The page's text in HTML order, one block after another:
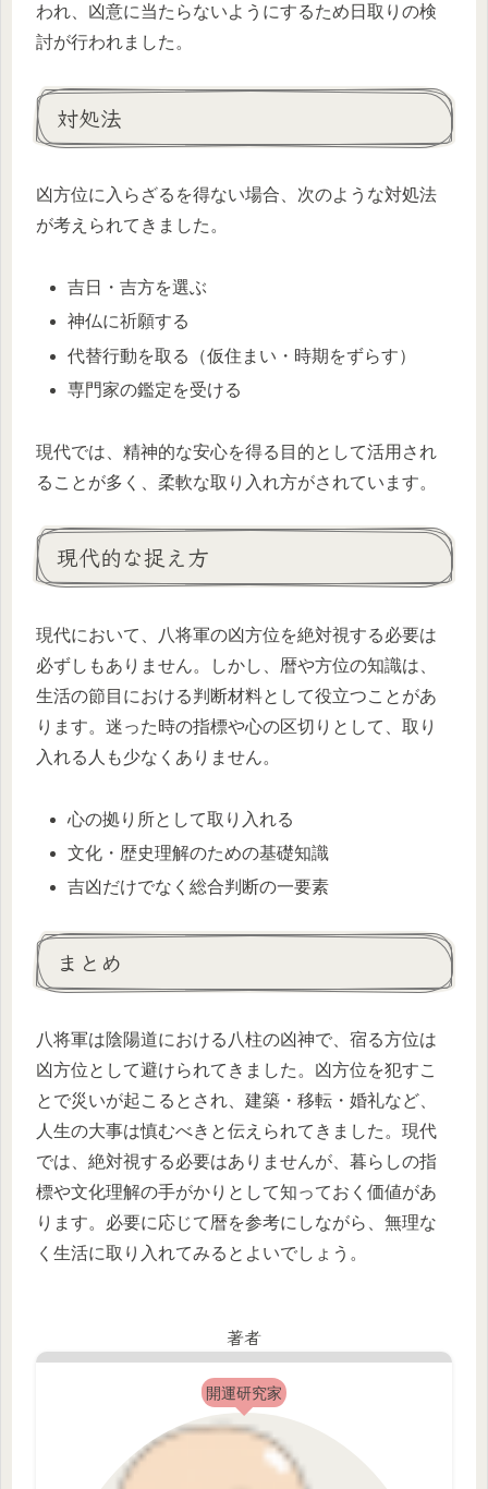
われ、凶意に当たらないようにするため日取りの検
討が行われました。
対処法
凶方位に入らざるを得ない場合、次のような対処法
が考えられてきました。
吉日・吉方を選ぶ
神仏に祈願する
代替行動を取る（仮住まい・時期をずらす）
専門家の鑑定を受ける
現代では、精神的な安心を得る目的として活用され
ることが多く、柔軟な取り入れ方がされています。
現代的な捉え方
現代において、八将軍の凶方位を絶対視する必要は
必ずしもありません。しかし、暦や方位の知識は、
生活の節目における判断材料として役立つことがあ
ります。迷った時の指標や心の区切りとして、取り
入れる人も少なくありません。
心の拠り所として取り入れる
文化・歴史理解のための基礎知識
吉凶だけでなく総合判断の一要素
まとめ
八将軍は陰陽道における八柱の凶神で、宿る方位は
凶方位として避けられてきました。凶方位を犯すこ
とで災いが起こるとされ、建築・移転・婚礼など、
人生の大事は慎むべきと伝えられてきました。現代
では、絶対視する必要はありませんが、暮らしの指
標や文化理解の手がかりとして知っておく価値があ
ります。必要に応じて暦を参考にしながら、無理な
く生活に取り入れてみるとよいでしょう。
著者
開運研究家